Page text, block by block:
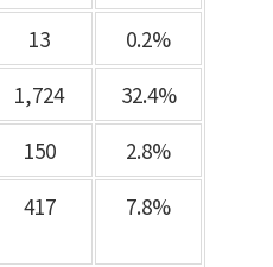
13
0.2%
1,724
32.4%
150
2.8%
417 7.8%